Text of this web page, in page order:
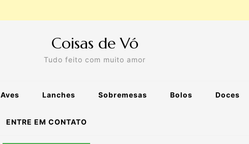
Coisas de Vó
Tudo feito com muito amor
Aves Lanches Sobremesas Bolos Doces
ENTRE EM CONTATO